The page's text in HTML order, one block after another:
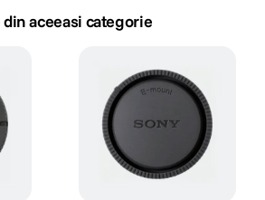
aceeasi categorie